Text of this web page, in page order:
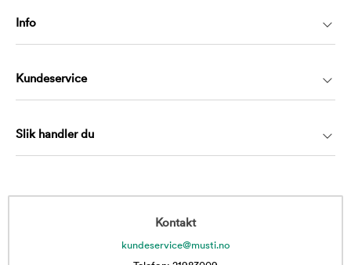
Info
Kundeservice
Slik handler du
Kontakt
kundeservice@musti.no